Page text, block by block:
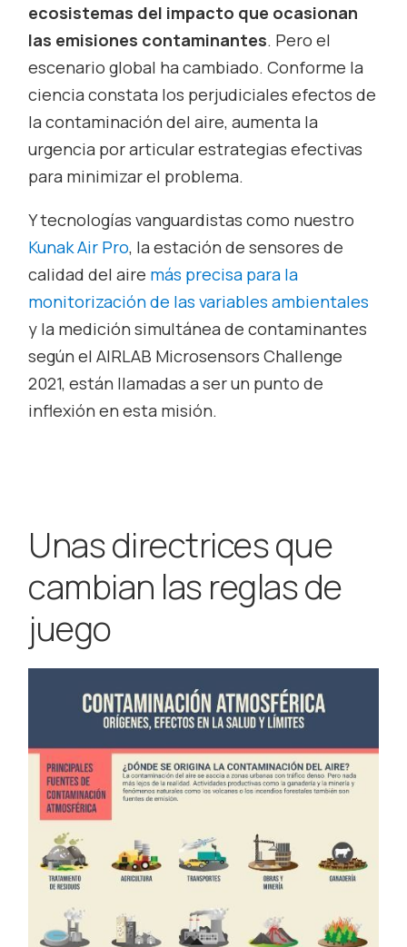
ecosistemas del impacto que ocasionan
las emisiones contaminantes. Pero el
escenario global ha cambiado. Conforme la
ciencia constata los perjudiciales efectos de
la contaminación del aire, aumenta la
urgencia por articular estrategias efectivas
para minimizar el problema.
Y tecnologías vanguardistas como nuestro
Kunak Air Pro, la estación de sensores de
calidad del aire más precisa para la
monitorización de las variables ambientales
y la medición simultánea de contaminantes
según el AIRLAB Microsensors Challenge
2021, están llamadas a ser un punto de
inflexión en esta misión.
Unas directrices que
cambian las reglas de
juego